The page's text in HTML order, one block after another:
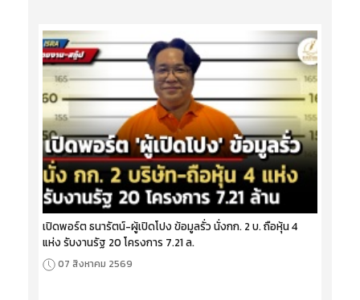
เปิดพอร์ต ธนารัตน์-ผู้เปิดโปง ข้อมูลรั่ว นั่งกก. 2 บ. ถือหุ้น 4
แห่ง รับงานรัฐ 20 โครงการ 7.21 ล.
07 สิงหาคม 2569